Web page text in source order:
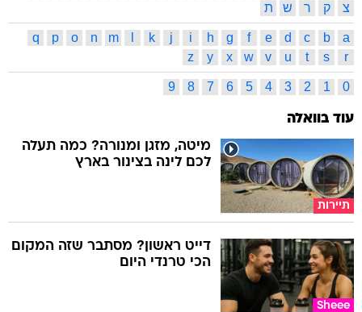
צ
ק ר ש ת
a
b
c
d
e
f
g
h
i
j
k
m
n
o
p
q
r
s
t
u
v
w
x
y
z
0
1
2
3
4
5
6
7
8
9
עוד בוואלה
תיירות
מיטה, מזגן ומנורה? כמה תעלה
לכם לינה בצינור בארץ
Sheee
דייט ראשון? מסתבר שזה המקום
הכי טרנדי היום